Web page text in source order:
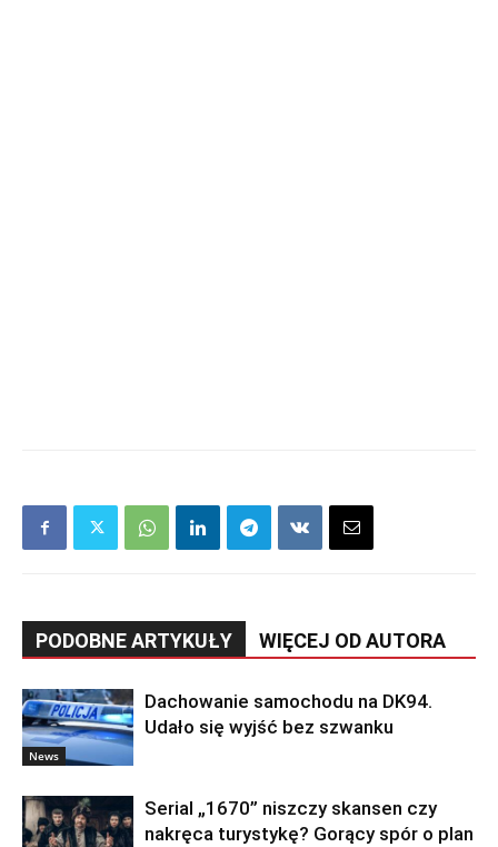
PODOBNE ARTYKUŁY WIĘCEJ OD AUTORA
News
Dachowanie samochodu na DK94.
Udało się wyjść bez szwanku
Serial „1670” niszczy skansen czy
nakręca turystykę? Gorący spór o plan